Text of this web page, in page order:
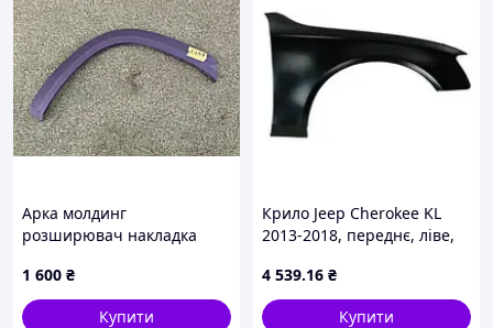
Арка молдинг
розширювач накладка
SKODA KAROQ 17-рр
57H854820 оригінал бв
1 600 ₴
Купити
Крило Jeep Cherokee KL
2013-2018, переднє, ліве,
183805311
4 539.16 ₴
Купити